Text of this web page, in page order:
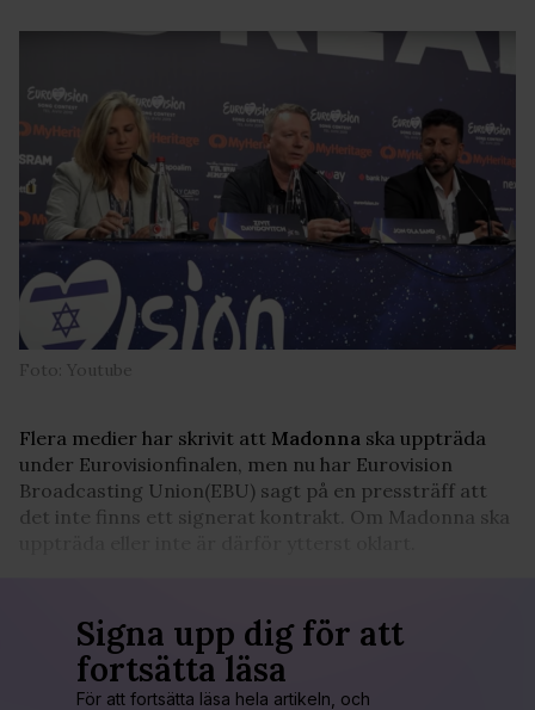
Foto: Youtube
Flera medier har skrivit att Madonna ska uppträda
under Eurovisionfinalen, men nu har Eurovision
Broadcasting Union(EBU) sagt på en pressträff att
det inte finns ett signerat kontrakt. Om Madonna ska
Signa upp dig för att
fortsätta läsa
För att fortsätta läsa hela artikeln, och